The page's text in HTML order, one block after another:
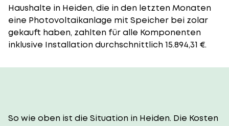
Haushalte in Heiden, die in den letzten Monaten
eine Photovoltaikanlage mit Speicher bei zolar
gekauft haben, zahlten für alle Komponenten
inklusive Installation durchschnittlich 15.894,31 €.
So wie oben ist die Situation in Heiden. Die Kosten